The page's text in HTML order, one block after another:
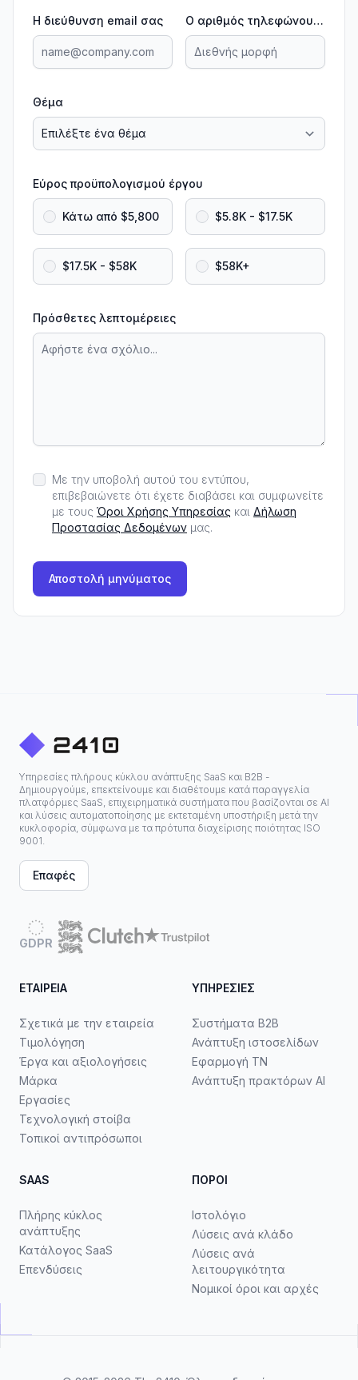
Η διεύθυνση email σας Ο αριθμός τηλεφώνου σας
Θέμα
Εύρος προϋπολογισμού έργου
Κάτω από $5,800 $5.8K - $17.5K
$17.5K - $58K $58K+
Πρόσθετες λεπτομέρειες
Με την υποβολή αυτού του εντύπου,
επιβεβαιώνετε ότι έχετε διαβάσει και συμφωνείτε
με τους Όροι Χρήσης Υπηρεσίας και Δήλωση
Προστασίας Δεδομένων μας.
Αποστολή μηνύματος
Υπηρεσίες πλήρους κύκλου ανάπτυξης SaaS και B2B -
Δημιουργούμε, επεκτείνουμε και διαθέτουμε κατά παραγγελία
πλατφόρμες SaaS, επιχειρηματικά συστήματα που βασίζονται σε ΑΙ
και λύσεις αυτοματοποίησης με εκτεταμένη υποστήριξη μετά την
κυκλοφορία, σύμφωνα με τα πρότυπα διαχείρισης ποιότητας ISO
9001.
Επαφές
GDPR
ΕΤΑΙΡΕΊΑ
Σχετικά με την εταιρεία
Τιμολόγηση
Έργα και αξιολογήσεις
Μάρκα
Εργασίες
Τεχνολογική στοίβα
Τοπικοί αντιπρόσωποι
ΥΠΗΡΕΣΊΕΣ
Συστήματα B2B
Ανάπτυξη ιστοσελίδων
Εφαρμογή ΤΝ
Ανάπτυξη πρακτόρων AI
SAAS
Πλήρης κύκλος
ανάπτυξης
Κατάλογος SaaS
Επενδύσεις
ΠΌΡΟΙ
Ιστολόγιο
Λύσεις ανά κλάδο
Λύσεις ανά
λειτουργικότητα
Νομικοί όροι και αρχές